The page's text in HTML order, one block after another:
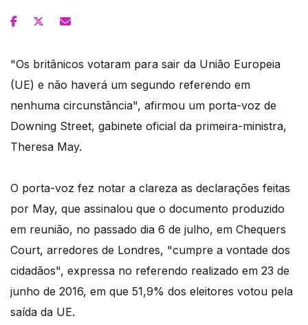
"Os britânicos votaram para sair da União Europeia
(UE) e não haverá um segundo referendo em
nenhuma circunstância", afirmou um porta-voz de
Downing Street, gabinete oficial da primeira-ministra,
Theresa May.
O porta-voz fez notar a clareza as declarações feitas
por May, que assinalou que o documento produzido
em reunião, no passado dia 6 de julho, em Chequers
Court, arredores de Londres, "cumpre a vontade dos
cidadãos", expressa no referendo realizado em 23 de
junho de 2016, em que 51,9% dos eleitores votou pela
saída da UE.